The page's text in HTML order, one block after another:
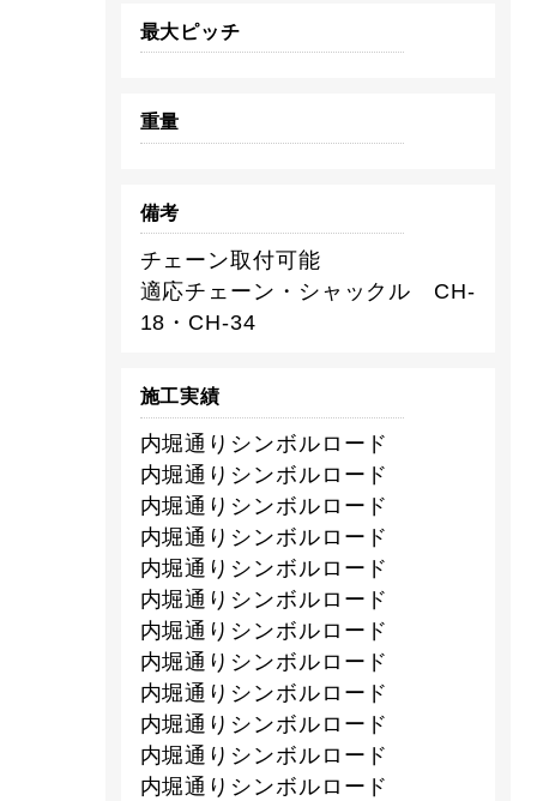
最大ピッチ
重量
備考
チェーン取付可能
適応チェーン・シャックル CH-
18・CH-34
施工実績
内堀通りシンボルロード
内堀通りシンボルロード
内堀通りシンボルロード
内堀通りシンボルロード
内堀通りシンボルロード
内堀通りシンボルロード
内堀通りシンボルロード
内堀通りシンボルロード
内堀通りシンボルロード
内堀通りシンボルロード
内堀通りシンボルロード
内堀通りシンボルロード